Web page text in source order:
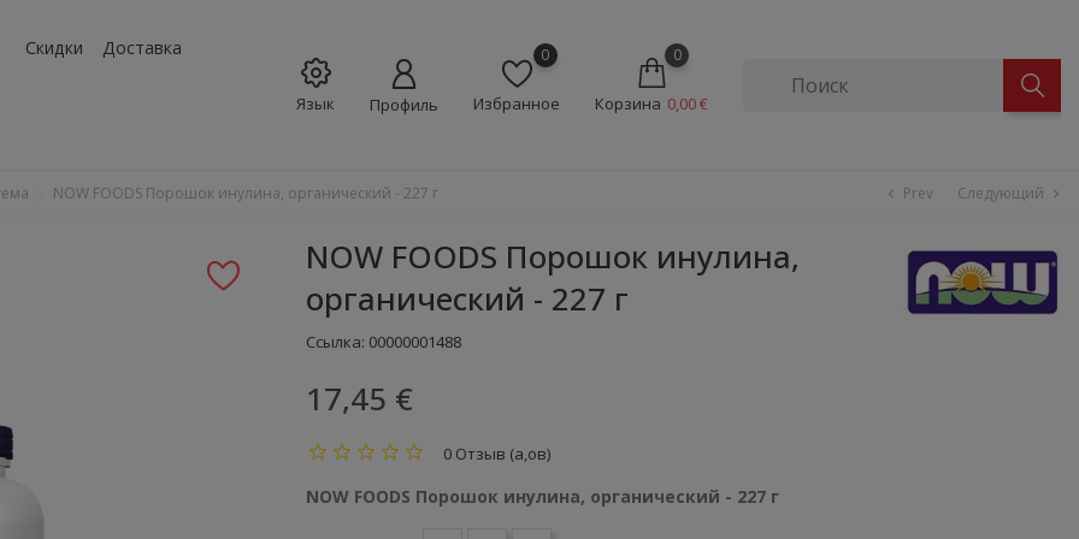
Скидки Доставка
Язык Профиль
0
Избранное
0
Корзина 0,00 €
NOW FOODS Порошок инулина, органический - 227 г chevron_left Prev Следующий chevron_right
NOW FOODS Порошок инулина,
органический - 227 г
Ссылка: 00000001488
17,45 €
0 Отзыв (а,ов)
NOW FOODS Порошок инулина, органический - 227 г